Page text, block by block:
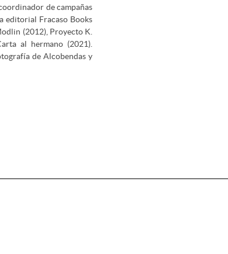
de campañas
editorial Fracaso Books
(2012), Proyecto K.
al hermano (2021).
de Alcobendas y